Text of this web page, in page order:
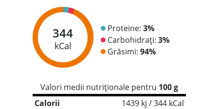
344
kCal
Proteine: 3%
Carbohidrați: 3%
Grăsimi: 94%
Valori medii nutriționale pentru 100 g
Calorii
1439 kj / 344 kCal